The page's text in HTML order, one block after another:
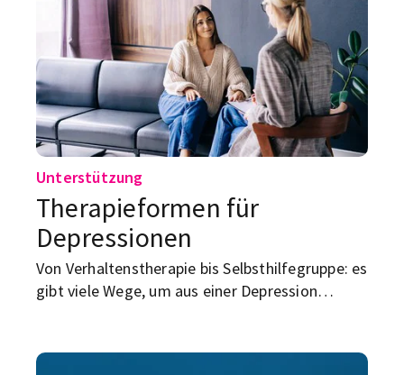
Unterstützung
Therapieformen für
Depressionen
Von Verhaltenstherapie bis Selbsthilfegruppe: es
gibt viele Wege, um aus einer Depression
Platz findest.